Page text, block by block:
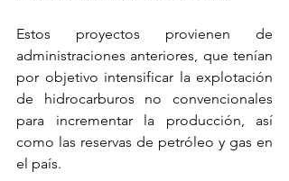
Estos proyectos provienen de
administraciones anteriores, que tenían
por objetivo intensificar la explotación
de hidrocarburos no convencionales
para incrementar la producción, así
como las reservas de petróleo y gas en
el país.